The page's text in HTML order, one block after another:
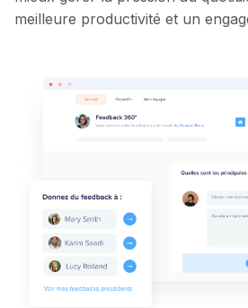
meilleure productivité et un